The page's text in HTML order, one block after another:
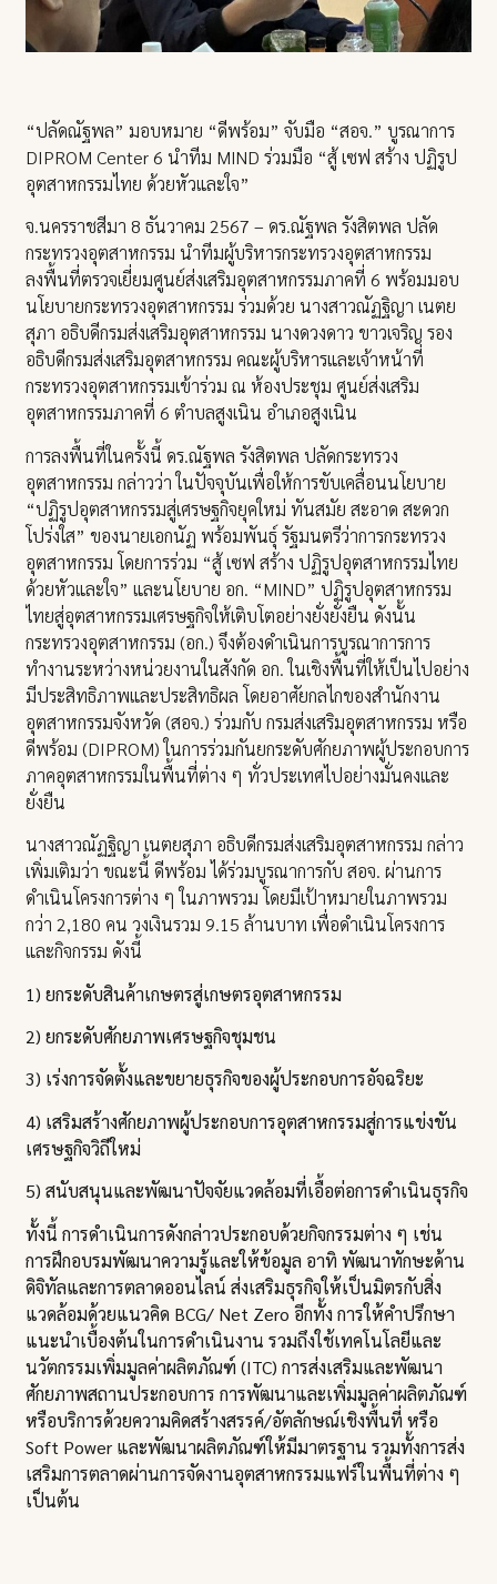
“ปลัดณัฐพล” มอบหมาย “ดีพร้อม” จับมือ “สอจ.” บูรณาการ
DIPROM Center 6 นำทีม MIND ร่วมมือ “สู้ เซฟ สร้าง ปฏิรูป
อุตสาหกรรมไทย ด้วยหัวและใจ”
จ.นครราชสีมา 8 ธันวาคม 2567 – ดร.ณัฐพล รังสิตพล ปลัด
กระทรวงอุตสาหกรรม นำทีมผู้บริหารกระทรวงอุตสาหกรรม
ลงพื้นที่ตรวจเยี่ยมศูนย์ส่งเสริมอุตสาหกรรมภาคที่ 6 พร้อมมอบ
นโยบายกระทรวงอุตสาหกรรม ร่วมด้วย นางสาวณัฏฐิญา เนตย
สุภา อธิบดีกรมส่งเสริมอุตสาหกรรม นางดวงดาว ขาวเจริญ รอง
อธิบดีกรมส่งเสริมอุตสาหกรรม คณะผู้บริหารและเจ้าหน้าที่
กระทรวงอุตสาหกรรมเข้าร่วม ณ ห้องประชุม ศูนย์ส่งเสริม
อุตสาหกรรมภาคที่ 6 ตำบลสูงเนิน อำเภอสูงเนิน
การลงพื้นที่ในครั้งนี้ ดร.ณัฐพล รังสิตพล ปลัดกระทรวง
อุตสาหกรรม กล่าวว่า ในปัจจุบันเพื่อให้การขับเคลื่อนนโยบาย
“ปฏิรูปอุตสาหกรรมสู่เศรษฐกิจยุคใหม่ ทันสมัย สะอาด สะดวก
โปร่งใส” ของนายเอกนัฏ พร้อมพันธุ์ รัฐมนตรีว่าการกระทรวง
อุตสาหกรรม โดยการร่วม “สู้ เซฟ สร้าง ปฏิรูปอุตสาหกรรมไทย
ด้วยหัวและใจ” และนโยบาย อก. “MIND” ปฏิรูปอุตสาหกรรม
ไทยสู่อุตสาหกรรมเศรษฐกิจให้เติบโตอย่างยั่งยั่งยืน ดังนั้น
กระทรวงอุตสาหกรรม (อก.) จึงต้องดำเนินการบูรณาการการ
ทำงานระหว่างหน่วยงานในสังกัด อก. ในเชิงพื้นที่ให้เป็นไปอย่าง
มีประสิทธิภาพและประสิทธิผล โดยอาศัยกลไกของสำนักงาน
อุตสาหกรรมจังหวัด (สอจ.) ร่วมกับ กรมส่งเสริมอุตสาหกรรม หรือ
ดีพร้อม (DIPROM) ในการร่วมกันยกระดับศักยภาพผู้ประกอบการ
ภาคอุตสาหกรรมในพื้นที่ต่าง ๆ ทั่วประเทศไปอย่างมั่นคงและ
ยั่งยืน
นางสาวณัฏฐิญา เนตยสุภา อธิบดีกรมส่งเสริมอุตสาหกรรม กล่าว
เพิ่มเติมว่า ขณะนี้ ดีพร้อม ได้ร่วมบูรณาการกับ สอจ. ผ่านการ
ดำเนินโครงการต่าง ๆ ในภาพรวม โดยมีเป้าหมายในภาพรวม
กว่า 2,180 คน วงเงินรวม 9.15 ล้านบาท เพื่อดำเนินโครงการ
และกิจกรรม ดังนี้
1) ยกระดับสินค้าเกษตรสู่เกษตรอุตสาหกรรม
2) ยกระดับศักยภาพเศรษฐกิจชุมชน
3) เร่งการจัดตั้งและขยายธุรกิจของผู้ประกอบการอัจฉริยะ
4) เสริมสร้างศักยภาพผู้ประกอบการอุตสาหกรรมสู่การแข่งขัน
เศรษฐกิจวิถีใหม่
5) สนับสนุนและพัฒนาปัจจัยแวดล้อมที่เอื้อต่อการดำเนินธุรกิจ
ทั้งนี้ การดำเนินการดังกล่าวประกอบด้วยกิจกรรมต่าง ๆ เช่น
การฝึกอบรมพัฒนาความรู้และให้ข้อมูล อาทิ พัฒนาทักษะด้าน
ดิจิทัลและการตลาดออนไลน์ ส่งเสริมธุรกิจให้เป็นมิตรกับสิ่ง
แวดล้อมด้วยแนวคิด BCG/ Net Zero อีกทั้ง การให้คำปรึกษา
แนะนำเบื้องต้นในการดำเนินงาน รวมถึงใช้เทคโนโลยีและ
นวัตกรรมเพิ่มมูลค่าผลิตภัณฑ์ (ITC) การส่งเสริมและพัฒนา
ศักยภาพสถานประกอบการ การพัฒนาและเพิ่มมูลค่าผลิตภัณฑ์
หรือบริการด้วยความคิดสร้างสรรค์/อัตลักษณ์เชิงพื้นที่ หรือ
Soft Power และพัฒนาผลิตภัณฑ์ให้มีมาตรฐาน รวมทั้งการส่ง
เสริมการตลาดผ่านการจัดงานอุตสาหกรรมแฟร์ในพื้นที่ต่าง ๆ
เป็นต้น